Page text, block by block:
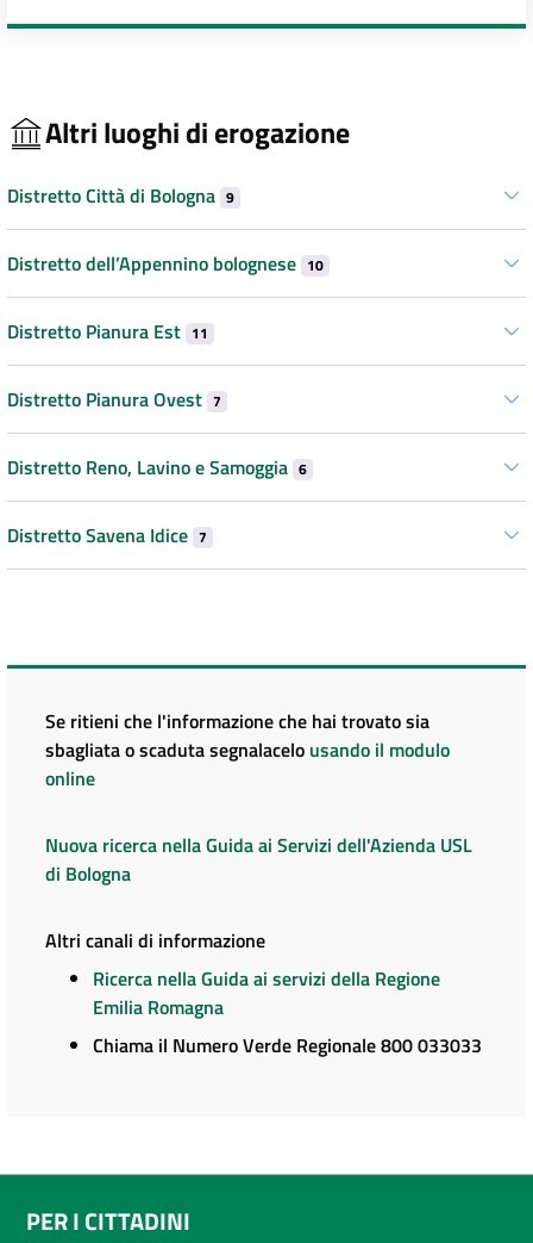
Altri luoghi di erogazione
Distretto Città di Bologna 9
Distretto dell’Appennino bolognese 10
Distretto Pianura Est 11
Distretto Pianura Ovest 7
Distretto Reno, Lavino e Samoggia 6
Distretto Savena Idice 7
Se ritieni che l'informazione che hai trovato sia
sbagliata o scaduta segnalacelo usando il modulo
online
Nuova ricerca nella Guida ai Servizi dell'Azienda USL
di Bologna
Altri canali di informazione
Ricerca nella Guida ai servizi della Regione
Emilia Romagna
Chiama il Numero Verde Regionale 800 033033
PER I CITTADINI